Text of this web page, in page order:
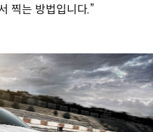
찍는 방법입니다.”